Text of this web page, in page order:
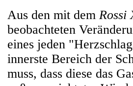
Aus den mit dem Rossi
beobachteten
eines jeden
innerste Bereich der
muss, dass diese das